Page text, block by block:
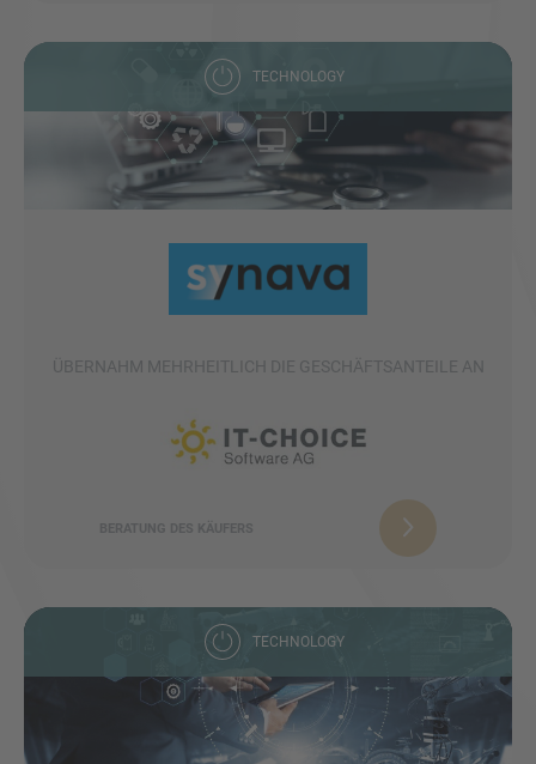
TECHNOLOGY
ÜBERNAHM MEHRHEITLICH DIE GESCHÄFTSANTEILE AN
BERATUNG DES KÄUFERS
TECHNOLOGY